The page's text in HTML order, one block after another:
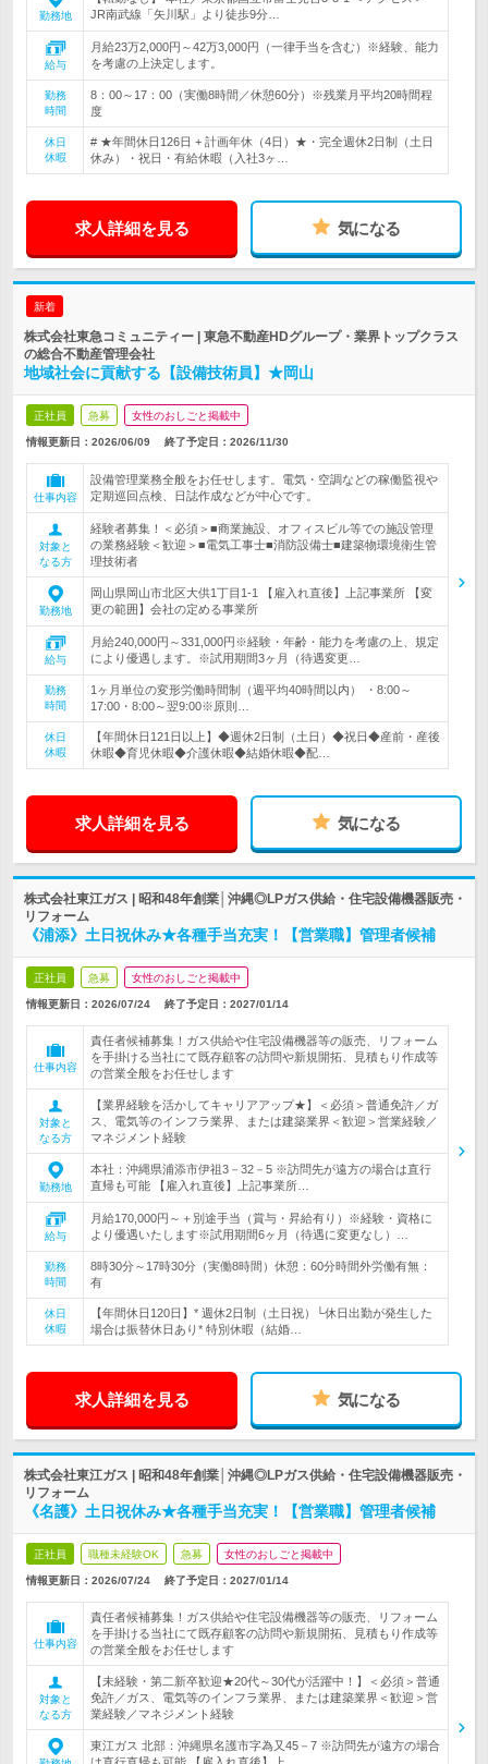
勤務地
JR南武線「矢川駅」より徒歩9分…
給与
月給23万2,000円～42万3,000円（一律手当を含む）※経験、能力
を考慮の上決定します。
勤務
時間
8：00～17：00（実働8時間／休憩60分）※残業月平均20時間程
度
休日
休暇
# ★年間休日126日 + 計画年休（4日）★・完全週休2日制（土日
休み）・祝日・有給休暇（入社3ヶ…
求人詳細を見る 気になる
新着
株式会社東急コミュニティー | 東急不動産HDグループ・業界トップクラス
の総合不動産管理会社
地域社会に貢献する【設備技術員】★岡山
正社員 急募 女性のおしごと掲載中
情報更新日：2026/06/09 終了予定日： 2026/11/30
仕事内容
設備管理業務全般をお任せします。電気・空調などの稼働監視や
定期巡回点検、日誌作成などが中心です。
対象と
なる方
経験者募集！＜必須＞■商業施設、オフィスビル等での施設管理
の業務経験＜歓迎＞■電気工事士■消防設備士■建築物環境衛生管
理技術者
勤務地
岡山県岡山市北区大供1丁目1-1 【雇入れ直後】上記事業所 【変
更の範囲】会社の定める事業所
給与
月給240,000円～331,000円※経験・年齢・能力を考慮の上、規定
により優遇します。※試用期間3ヶ月（待遇変更…
勤務
時間
1ヶ月単位の変形労働時間制（週平均40時間以内） ・8:00～
17:00・8:00～翌9:00※原則…
休日
休暇
【年間休日121日以上】◆週休2日制（土日）◆祝日◆産前・産後
休暇◆育児休暇◆介護休暇◆結婚休暇◆配…
求人詳細を見る 気になる
株式会社東江ガス | 昭和48年創業│沖縄◎LPガス供給・住宅設備機器販売・
リフォーム
《浦添》土日祝休み★各種手当充実！【営業職】管理者候補
正社員 急募 女性のおしごと掲載中
情報更新日：2026/07/24 終了予定日： 2027/01/14
仕事内容
責任者候補募集！ガス供給や住宅設備機器等の販売、リフォーム
を手掛ける当社にて既存顧客の訪問や新規開拓、見積もり作成等
の営業全般をお任せします
対象と
なる方
【業界経験を活かしてキャリアアップ★】＜必須＞普通免許／ガ
ス、電気等のインフラ業界、または建築業界＜歓迎＞営業経験／
マネジメント経験
勤務地
本社：沖縄県浦添市伊祖3－32－5 ※訪問先が遠方の場合は直行
直帰も可能 【雇入れ直後】上記事業所…
給与
月給170,000円～＋別途手当（賞与・昇給有り）※経験・資格に
より優遇いたします※試用期間6ヶ月（待遇に変更なし）…
勤務
時間
8時30分～17時30分（実働8時間）休憩：60分時間外労働有無：
有
休日
休暇
【年間休日120日】* 週休2日制（土日祝）└休日出勤が発生した
場合は振替休日あり* 特別休暇（結婚…
求人詳細を見る 気になる
株式会社東江ガス | 昭和48年創業│沖縄◎LPガス供給・住宅設備機器販売・
リフォーム
《名護》土日祝休み★各種手当充実！【営業職】管理者候補
正社員 職種未経験OK 急募 女性のおしごと掲載中
情報更新日：2026/07/24 終了予定日： 2027/01/14
仕事内容
責任者候補募集！ガス供給や住宅設備機器等の販売、リフォーム
を手掛ける当社にて既存顧客の訪問や新規開拓、見積もり作成等
の営業全般をお任せします
対象と
なる方
【未経験・第二新卒歓迎★20代～30代が活躍中！】＜必須＞普通
免許／ガス、電気等のインフラ業界、または建築業界＜歓迎＞営
業経験／マネジメント経験
東江ガス 北部：沖縄県名護市字為又45－7 ※訪問先が遠方の場合